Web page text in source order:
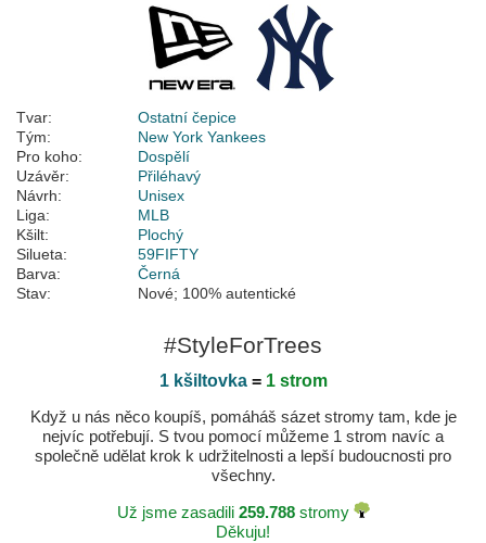
Tvar:
Ostatní čepice
Tým:
New York Yankees
Pro koho:
Dospělí
Uzávěr:
Přiléhavý
Návrh:
Unisex
Liga:
MLB
Kšilt:
Plochý
Silueta:
59FIFTY
Barva:
Černá
Stav:
Nové; 100% autentické
#StyleForTrees
1 kšiltovka= 1 strom
Když u nás něco koupíš, pomáháš sázet stromy tam, kde je
nejvíc potřebují. S tvou pomocí můžeme 1 strom navíc a
společně udělat krok k udržitelnosti a lepší budoucnosti pro
všechny.
Už jsme zasadili 259.788stromy
Děkuju!